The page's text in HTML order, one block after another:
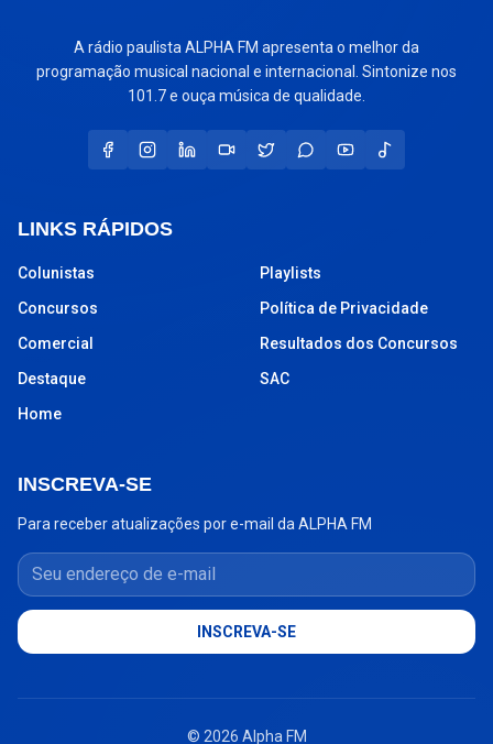
A rádio paulista ALPHA FM apresenta o melhor da
programação musical nacional e internacional. Sintonize nos
101.7 e ouça música de qualidade.
LINKS RÁPIDOS
Colunistas
Concursos
Comercial
Destaque
Home
Playlists
Política de Privacidade
Resultados dos Concursos
SAC
INSCREVA-SE
Para receber atualizações por e-mail da ALPHA FM
Seu endereço de e-mail
INSCREVA-SE
© 2026 Alpha FM